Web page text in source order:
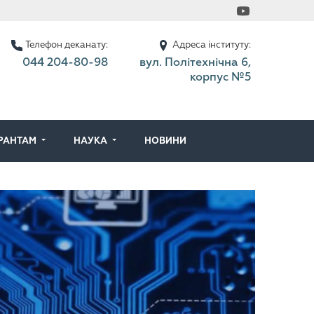
Телефон деканату:
044 204-80-98
Адреса інституту:
вул. Політехнічна 6,
корпус №5
НАУКА НОВИНИ